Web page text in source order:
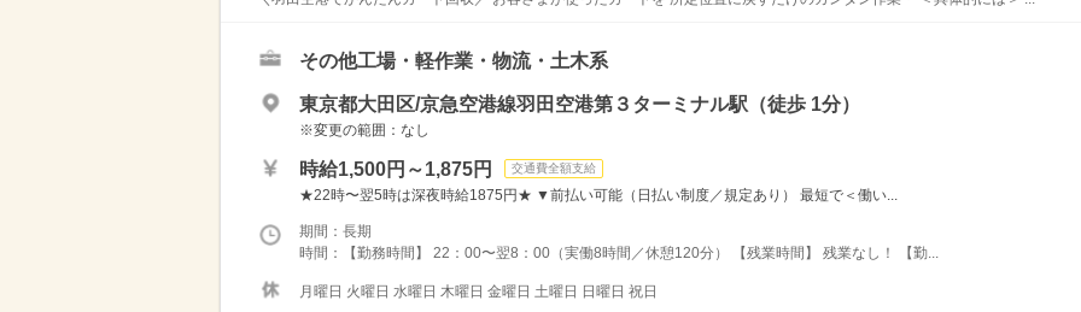
その他工場・軽作業・物流・土木系
東京都大田区/京急空港線羽田空港第３ターミナル駅（徒歩 1分）
※変更の範囲：なし
時給1,500円～1,875円 交通費全額支給
★22時〜翌5時は深夜時給1875円★ ▼前払い可能（日払い制度／規定あり） 最短で＜働い...
期間：長期
時間：【勤務時間】 22：00〜翌8：00（実働8時間／休憩120分） 【残業時間】 残業なし！ 【勤...
月曜日 火曜日 水曜日 木曜日 金曜日 土曜日 日曜日 祝日